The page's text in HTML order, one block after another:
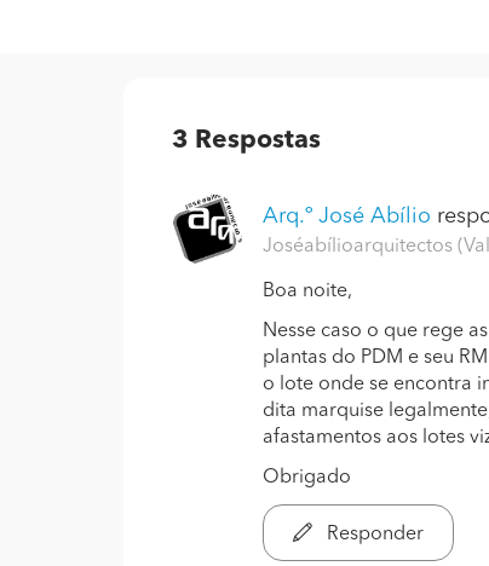
3 Respostas
Arq.º José Abílio
Joséabílioarquitectos
Boa noite,
Nesse caso o que rege
plantas do PDM e seu
o lote onde se encontra
dita marquise
afastamentos aos lotes
Obrigado
Responder